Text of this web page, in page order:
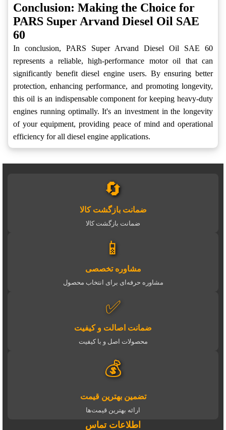
Conclusion: Making the Choice for
PARS Super Arvand Diesel Oil SAE
60
In conclusion, PARS Super Arvand Diesel Oil SAE 60
represents a reliable, high-performance motor oil that can
significantly benefit diesel engine users. By ensuring better
protection, enhancing performance, and promoting longevity,
this oil is an indispensable component for keeping heavy-duty
engines running optimally. It's an investment in the longevity
of your equipment, providing peace of mind and operational
efficiency for all diesel engine applications.
🔄
ضمانت بازگشت کالا
ضمانت بازگشت کالا
📱
مشاوره تخصصی
مشاوره حرفه‌ای برای انتخاب محصول
✅
ضمانت اصالت و کیفیت
محصولات اصل و با کیفیت
💰
تضمین بهترین قیمت
ارائه بهترین قیمت‌ها
اطلاعات تماس